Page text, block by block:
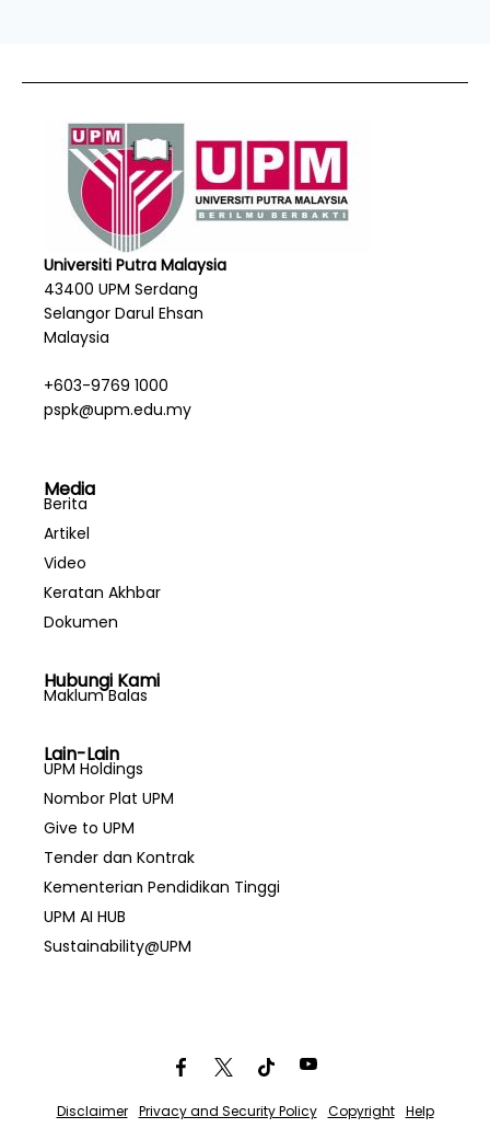
Universiti Putra Malaysia
43400 UPM Serdang
Selangor Darul Ehsan
Malaysia
+603-9769 1000
pspk@upm.edu.my
Media
Berita
Artikel
Video
Keratan Akhbar
Dokumen
Hubungi Kami
Maklum Balas
Lain-Lain
UPM Holdings
Nombor Plat UPM
Give to UPM
Tender dan Kontrak
Kementerian Pendidikan Tinggi
UPM AI HUB
Sustainability@UPM
Disclaimer Privacy and Security Policy Copyright Help